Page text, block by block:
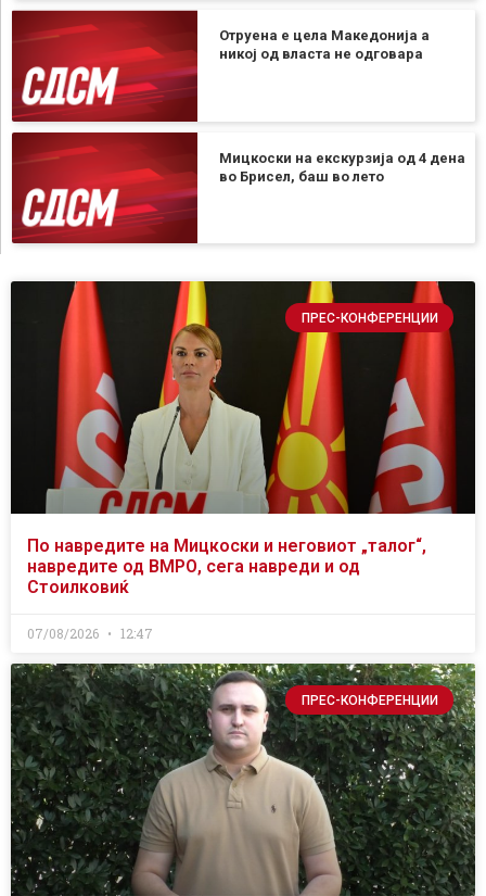
Отруена е цела Македонија а
никој од власта не одговара
Мицкоски на екскурзија од 4 дена
во Брисел, баш во лето
ПРЕС-КОНФЕРЕНЦИИ
По навредите на Мицкоски и неговиот „талог“,
навредите од ВМРО, сега навреди и од
Стоилковиќ
07/08/2026 12:47
ПРЕС-КОНФЕРЕНЦИИ